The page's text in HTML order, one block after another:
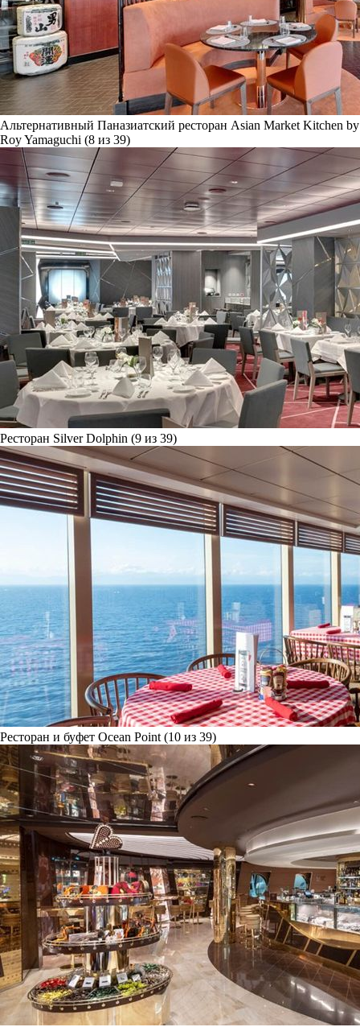
Альтернативный Паназиатский ресторан Asian Market Kitchen by
Roy Yamaguchi (8 из 39)
Ресторан Silver Dolphin (9 из 39)
Ресторан и буфет Ocean Point (10 из 39)